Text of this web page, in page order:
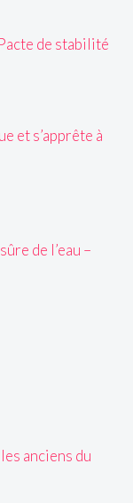
de stabilité
et s’apprête à
de l’eau –
anciens du